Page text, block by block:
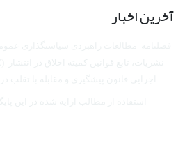
آخرین اخبار